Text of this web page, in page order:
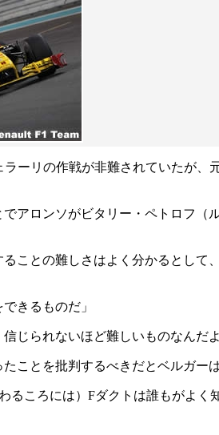
ーリの作戦が非難されていたが、
アロンソがビタリー・ペトロフ（
との難しさはよく分かるとして
きるものだ」
じられないほど難しいものなんだよ
ことを批判するべきだとベルガーは
ころには）Fダクトは誰もがよく